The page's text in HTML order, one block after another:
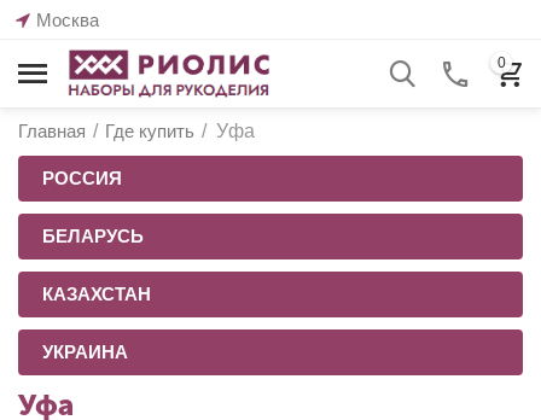
Москва
0
Главная / Где купить / Уфа
РОССИЯ
БЕЛАРУСЬ
КАЗАХСТАН
УКРАИНА
Уфа